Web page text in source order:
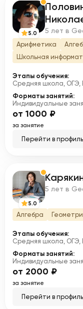
П
5.0 5 лет в
Арифметика
Школьная
Этапы обучения:
Средняя школа, ОГЭ,
Форматы занятий:
Индивидуальные
от 1000 ₽
за занятие
Перейти в профиль
К
5.0
5 лет в
Алгебра
Этапы обучения:
Средняя школа, ОГЭ,
Форматы занятий:
Индивидуальные
от 2000 ₽
за занятие
Перейти в профиль